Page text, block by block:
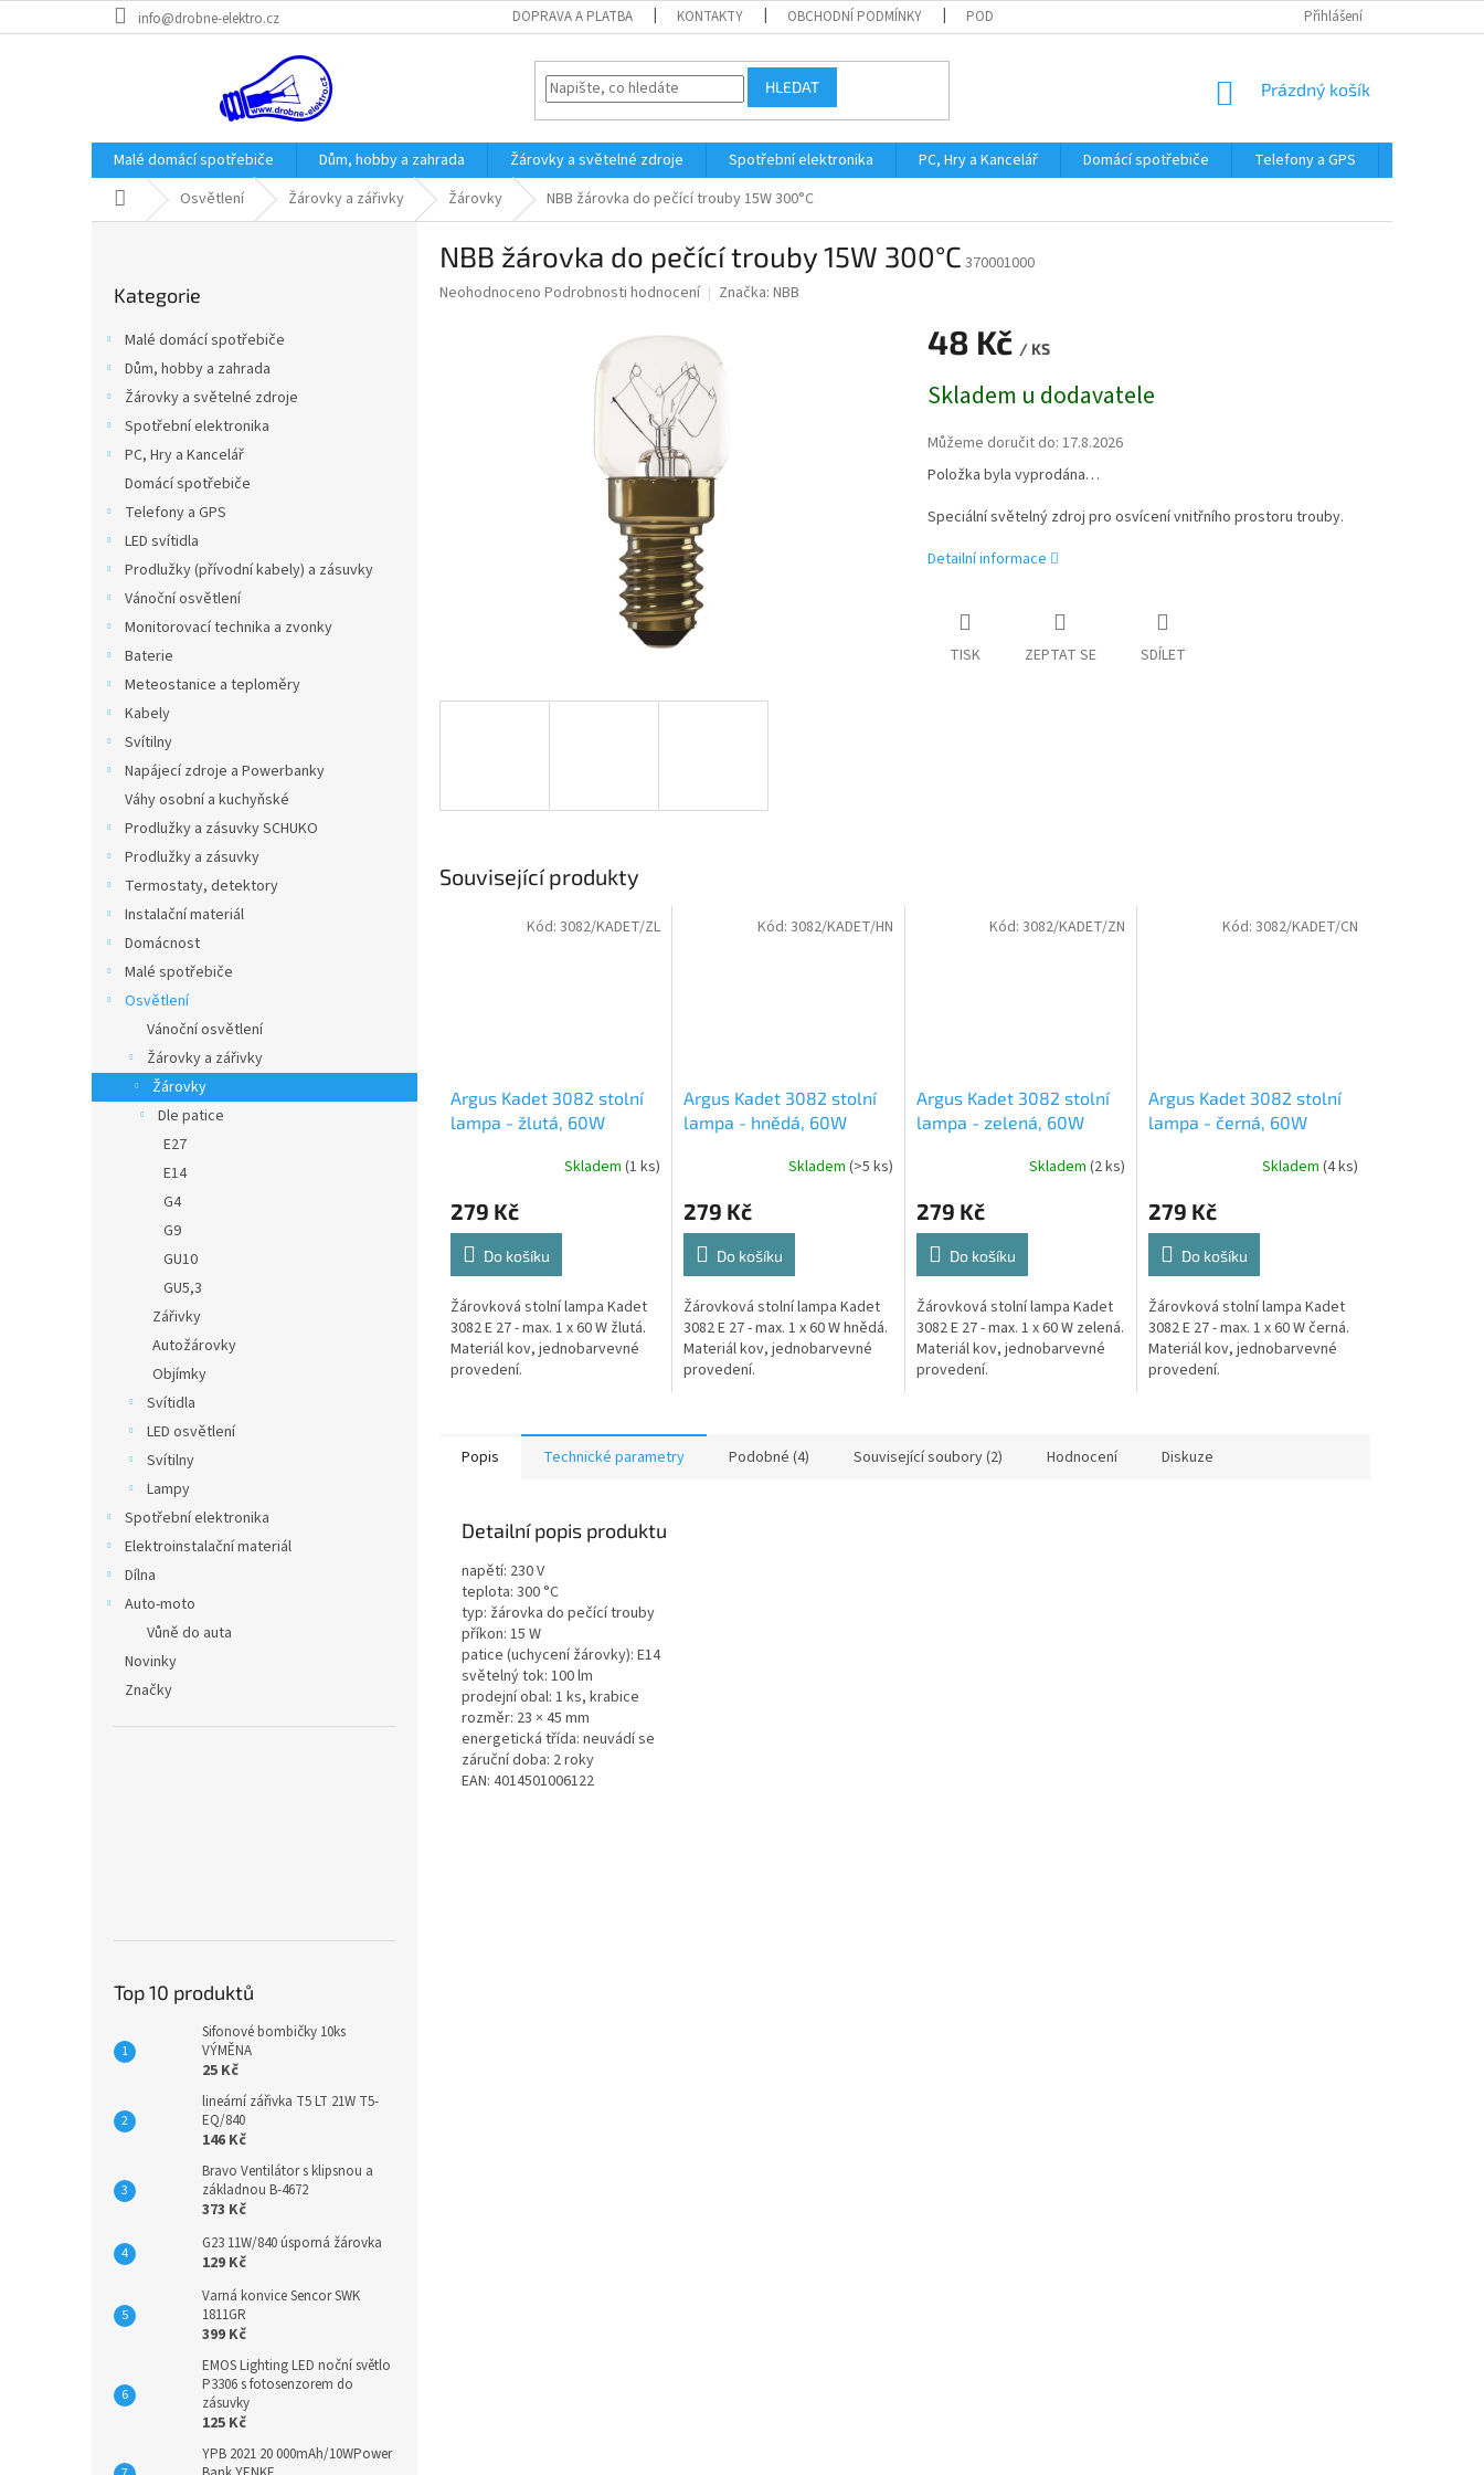
na
info@drobne-elektro.cz DOPRAVA A PLATBA KONTAKTY OBCHODNÍ PODMÍNKY PODMÍNKY OCHRANY OSOBNÍCH ÚDAJŮ Přihlášení
HLEDAT
NÁKUPNÍ
Prázdný košík
Malé domácí spotřebiče Dům, hobby a zahrada Žárovky a světelné zdroje Spotřební elektronika PC, Hry a Kancelář Domácí spotřebiče Telefony a GPS
Domů Osvětlení Žárovky a zářivky Žárovky NBB žárovka do pečící trouby 15W 300°C
kategorie
Kategorie
Malé domácí spotřebiče
Dům, hobby a zahrada
Žárovky a světelné zdroje
Spotřební elektronika
PC, Hry a Kancelář
Domácí spotřebiče
Telefony a GPS
LED svítidla
Prodlužky (přívodní kabely) a zásuvky
Vánoční osvětlení
Monitorovací technika a zvonky
Baterie
Meteostanice a teploměry
Kabely
Svítilny
Napájecí zdroje a Powerbanky
Váhy osobní a kuchyňské
Prodlužky a zásuvky SCHUKO
Prodlužky a zásuvky
Termostaty, detektory
Instalační materiál
Domácnost
Malé spotřebiče
Osvětlení
Vánoční osvětlení
Žárovky a zářivky
Žárovky
Dle patice
E27
E14
G4
G9
GU10
GU5,3
Zářivky
Autožárovky
Objímky
Svítidla
LED osvětlení
Svítilny
Lampy
Spotřební elektronika
Elektroinstalační materiál
Dílna
Auto-moto
Vůně do auta
Novinky
Značky
Top 10 produktů
Sifonové bombičky 10ks
VÝMĚNA
25 Kč
lineární zářivka T5 LT 21W T5-
EQ/840
146 Kč
Bravo Ventilátor s klipsnou a
základnou B-4672
373 Kč
G23 11W/840 úsporná žárovka
129 Kč
Varná konvice Sencor SWK
1811GR
399 Kč
EMOS Lighting LED noční světlo
P3306 s fotosenzorem do
zásuvky
125 Kč
YPB 2021 20 000mAh/10WPower
NBB žárovka do pečící trouby 15W 300°C 370001000
Průměrné
Neohodnoceno Podrobnosti hodnocení Značka: NBB
48 Kč / KS
cena:
Skladem u dodavatele
Můžeme doručit do: 17.8.2026
Položka byla vyprodána…
Speciální světelný zdroj pro osvícení vnitřního prostoru trouby.
Detailní informace
TISK ZEPTAT SE SDÍLET
Související produkty
Argus Kadet 3082 stolní
lampa - žlutá, 60W
Skladem (1 ks)
279 Kč
Do košíku
Žárovková stolní lampa Kadet
3082 E 27 - max. 1 x 60 W žlutá.
Materiál kov, jednobarvevné
provedení.
Kód: 3082/KADET/ZL
Argus Kadet 3082 stolní
lampa - hnědá, 60W
Skladem (>5 ks)
279 Kč
Do košíku
Žárovková stolní lampa Kadet
3082 E 27 - max. 1 x 60 W hnědá.
Materiál kov, jednobarvevné
provedení.
Kód: 3082/KADET/HN
Argus Kadet 3082 stolní
lampa - zelená, 60W
Skladem(2 ks)
279 Kč
Do košíku
Žárovková stolní lampa Kadet
3082 E 27 - max. 1 x 60 W zelená.
Materiál kov, jednobarvevné
provedení.
Kód:3082/KADET/ZN
Argus Kadet 3082 stolní
lampa - černá, 60W
Skladem (4 ks)
279 Kč
Do košíku
Žárovková stolní lampa Kadet
3082 E 27 - max. 1 x 60 W černá.
Materiál kov, jednobarvevné
provedení.
Kód: 3082/KADET/CN
Popis Technické parametry Podobné (4) Související soubory (2) Hodnocení Diskuze
Detailní popis produktu
napětí: 230 V
teplota: 300 °C
typ: žárovka do pečící trouby
příkon: 15 W
patice (uchycení žárovky): E14
světelný tok: 100 lm
prodejní obal: 1 ks, krabice
rozměr: 23 × 45 mm
energetická třída: neuvádí se
záruční doba: 2 roky
EAN: 4014501006122